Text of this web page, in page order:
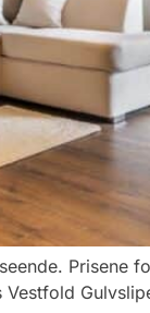
Prisene